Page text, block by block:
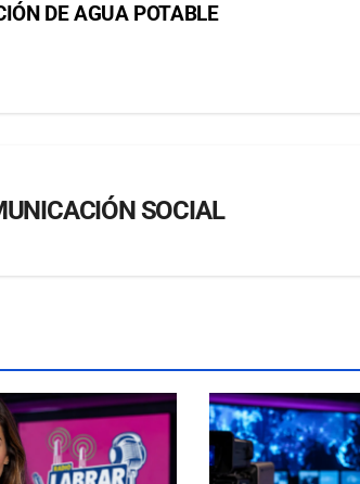
DE AGUA POTABLE
SOCIAL